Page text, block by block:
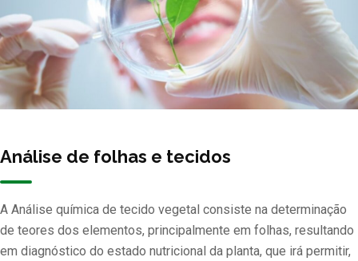
Análise de folhas e tecidos
A Análise química de tecido vegetal consiste na determinação
de teores dos elementos, principalmente em folhas, resultando
em diagnóstico do estado nutricional da planta, que irá permitir,